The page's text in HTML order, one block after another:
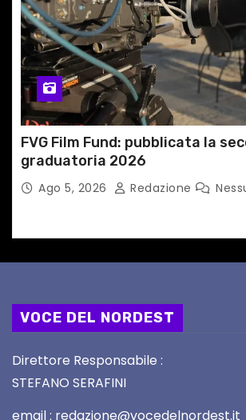
FVG Film Fund: pubblicata la
graduatoria 2026
Ago 5, 2026 Redazione
VOCE DEL NORDEST
Direttore Responsabile :
STEFANO SERAFINI
email : redazione@vocedelnordest.it